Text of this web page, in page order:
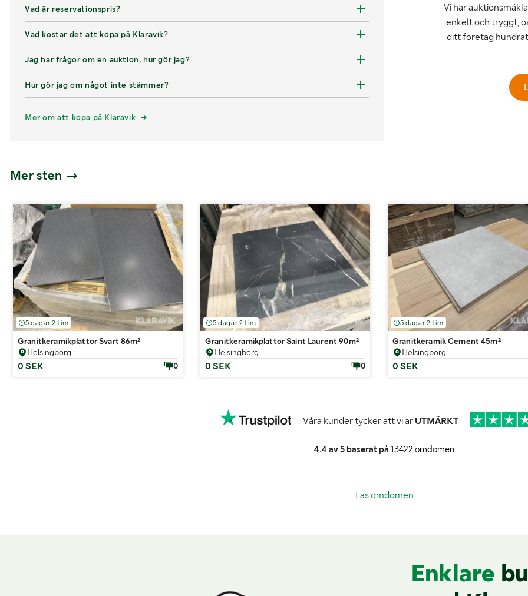
Vad är reservationspris?
Vad kostar det att köpa på Klaravik?
Jag har frågor om en auktion, hur gör jag?
Hur gör jag om något inte stämmer?
Mer om att köpa på Klaravik
Vi har
enkelt och tryggt,
ditt företag
Mer sten
5 dagar 2 tim
Granitkeramikplattor Svart 86m²
Helsingborg
0 SEK 0
5 dagar 2 tim
Granitkeramikplattor Saint Laurent 90m²
Helsingborg
0 SEK 0
5 dagar 2 tim
Granitkeramik Cement 45m²
Helsingborg
0 SEK
Våra kunder tycker att vi är UTMÄRKT
4.4 av 5 baserat på 13422 omdömen
Läs omdömen
Enklare